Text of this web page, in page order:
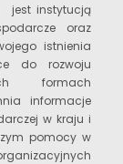
jest instytucją
oraz
istnienia
do rozwoju
formach
informacje
w kraju i
pomocy w